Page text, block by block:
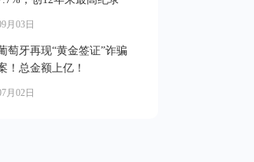
月03日
萄牙再现“黄金签证”诈骗
！总金额上亿！
月02日